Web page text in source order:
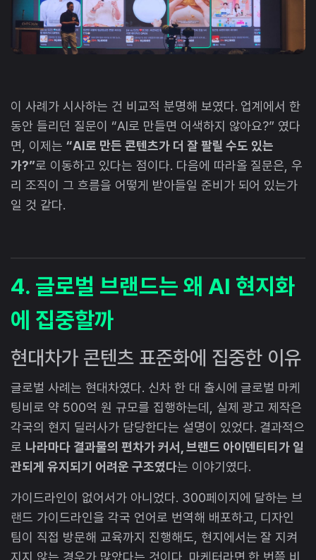
이 사례가 시사하는 건 비교적 분명해 보였다. 업계에서 한
동안 들리던 질문이 “AI로 만들면 어색하지 않아요?” 였다
면, 이제는 “AI로 만든 콘텐츠가 더 잘 팔릴 수도 있는
가?”로 이동하고 있다는 점이다. 다음에 따라올 질문은, 우
리 조직이 그 흐름을 어떻게 받아들일 준비가 되어 있는가
일 것 같다.
4. 글로벌 브랜드는 왜 AI 현지화
에 집중할까
현대차가 콘텐츠 표준화에 집중한 이유
글로벌 사례는 현대차였다. 신차 한 대 출시에 글로벌 마케
팅비로 약 500억 원 규모를 집행하는데, 실제 광고 제작은
각국의 현지 딜러사가 담당한다는 설명이 있었다. 결과적으
로 나라마다 결과물의 편차가 커서, 브랜드 아이덴티티가 일
관되게 유지되기 어려운 구조였다는 이야기였다.
가이드라인이 없어서가 아니었다. 300페이지에 달하는 브
랜드 가이드라인을 각국 언어로 번역해 배포하고, 디자인
팀이 직접 방문해 교육까지 진행해도, 현지에서는 잘 지켜
지지 않는 경우가 많았다는 것이다. 마케터라면 한 번쯤 비